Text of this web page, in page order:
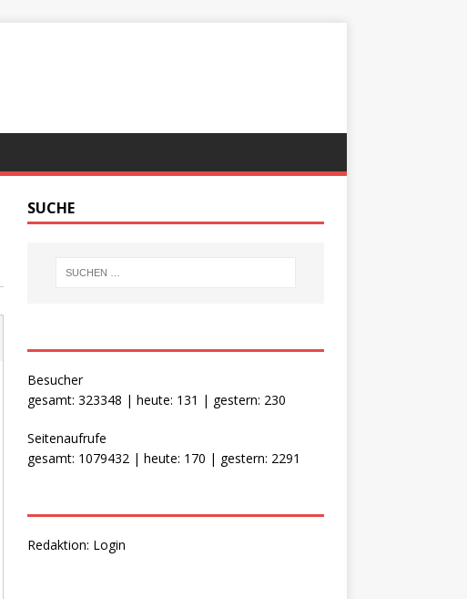
SUCHE
Besucher
gesamt: 323348 | heute: 131 | gestern: 230
Seitenaufrufe
gesamt: 1079432 | heute: 170 | gestern: 2291
Redaktion: Login